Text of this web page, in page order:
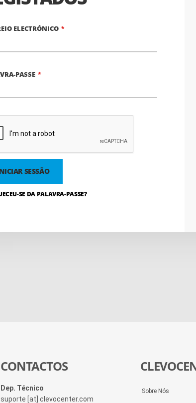
ELECTRÓNICO
PASSE
SESSÃO
SE DA PALAVRA-PASSE?
CONTACTOS
Dep. Técnico
suporte [at] clevocenter.com
Sobre Nós